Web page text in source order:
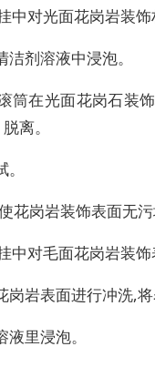
中对光面花岗岩装
剂溶液中浸泡。
筒在光面花岗石装
离。
花岗岩装饰表面无污
中对毛面花岗岩装
岩表面进行冲洗,将
里浸泡。